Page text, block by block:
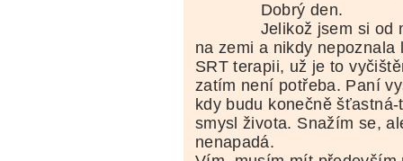
Dobrý den.
Jelikož jsem si od
na zemi a nikdy nepoznala
SRT terapii, už je to
zatím není potřeba. Paní
kdy budu konečně
smysl života. Snažím se,
nenapadá.